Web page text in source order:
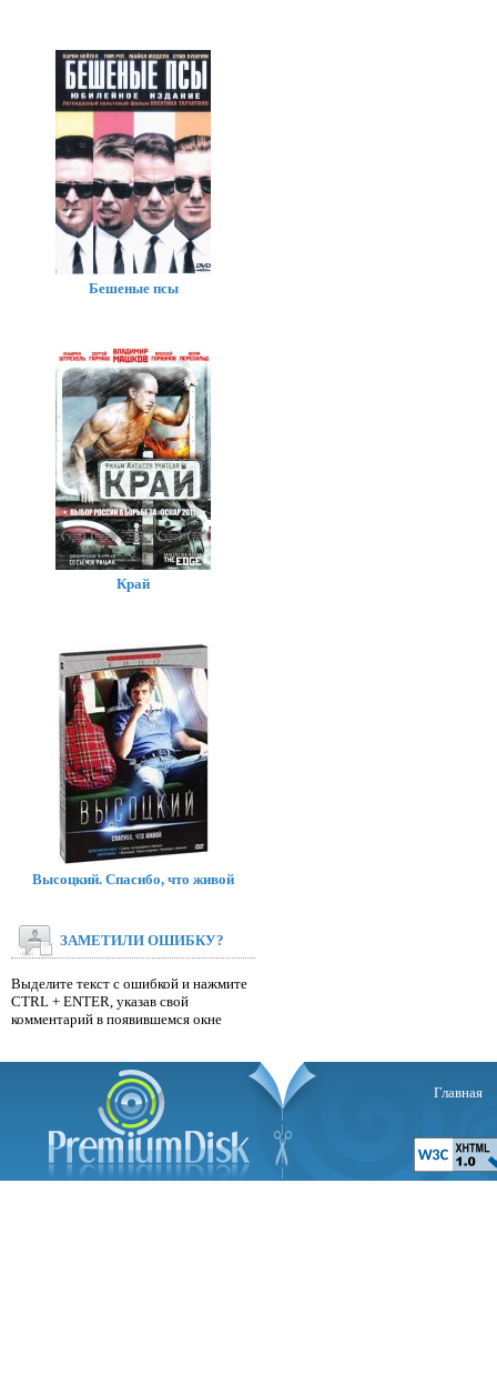
Бешеные псы
Край
Высоцкий. Спасибо, что живой
ЗАМЕТИЛИ ОШИБКУ?
Выделите текст с ошибкой и нажмите
CTRL + ENTER, указав свой
комментарий в появившемся окне
Главная